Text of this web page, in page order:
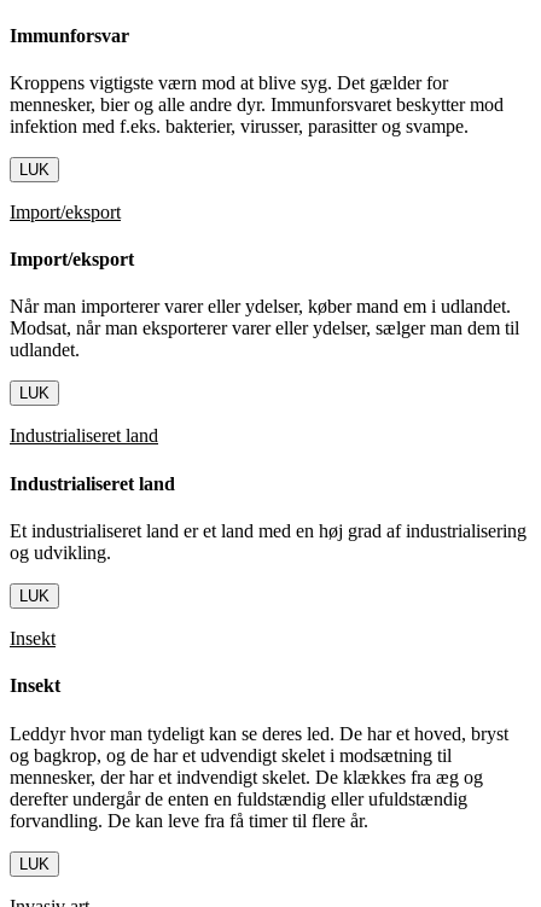
Immunforsvar
Kroppens vigtigste værn mod at blive syg. Det gælder for
mennesker, bier og alle andre dyr. Immunforsvaret beskytter mod
infektion med f.eks. bakterier, virusser, parasitter og svampe.
LUK
Import/eksport
Import/eksport
Når man importerer varer eller ydelser, køber mand em i udlandet.
Modsat, når man eksporterer varer eller ydelser, sælger man dem til
udlandet.
LUK
Industrialiseret land
Industrialiseret land
Et industrialiseret land er et land med en høj grad af industrialisering
og udvikling.
LUK
Insekt
Insekt
Leddyr hvor man tydeligt kan se deres led. De har et hoved, bryst
og bagkrop, og de har et udvendigt skelet i modsætning til
mennesker, der har et indvendigt skelet. De klækkes fra æg og
derefter undergår de enten en fuldstændig eller ufuldstændig
forvandling. De kan leve fra få timer til flere år.
LUK